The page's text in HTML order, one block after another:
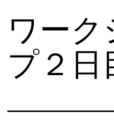
ワーク
プ２日